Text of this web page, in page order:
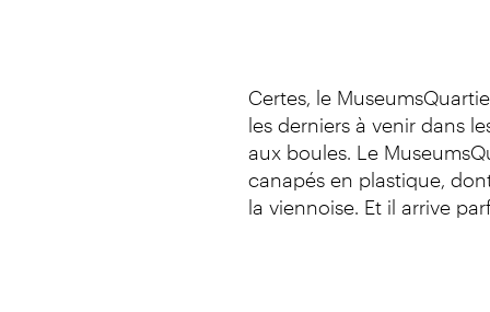
Certes, le
les derniers à venir dans
aux boules. Le
canapés en plastique,
la viennoise. Et il arrive